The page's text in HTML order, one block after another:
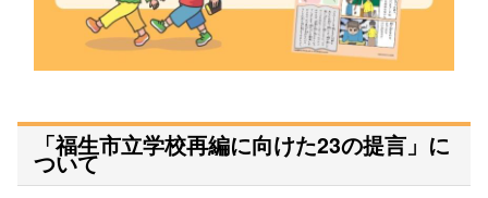
「福生市立学校再編に向けた23の提言」に
ついて